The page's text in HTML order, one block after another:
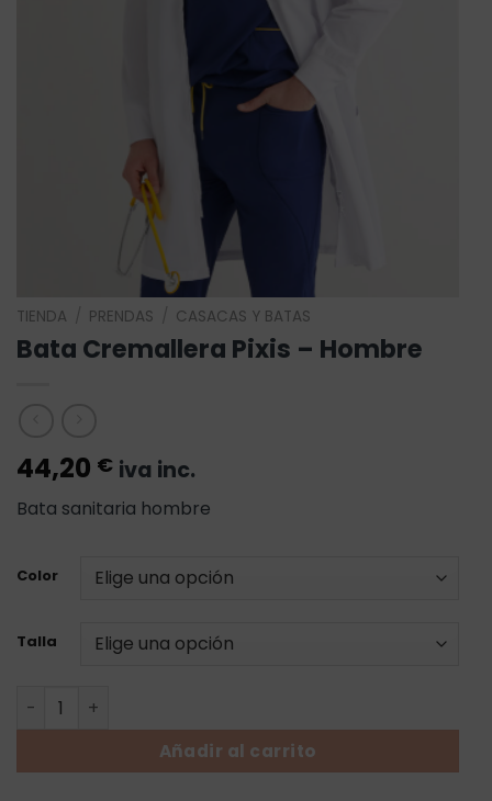
TIENDA PRENDAS CASACAS Y BATAS
Bata Cremallera Pixis – Hombre
44,20 € iva inc.
Bata sanitaria hombre
Color
Talla
Bata Cremallera Pixis - Hombre cantidad
Añadir al carrito